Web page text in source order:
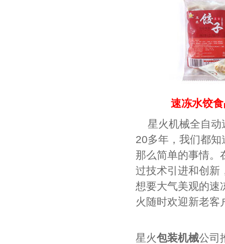
速冻水饺
星火机械全自
20多年，我们都
那么简单的事情。
过技术引进和创新
想要大气美观的速
火随时欢迎新老客
星火包装机械公司